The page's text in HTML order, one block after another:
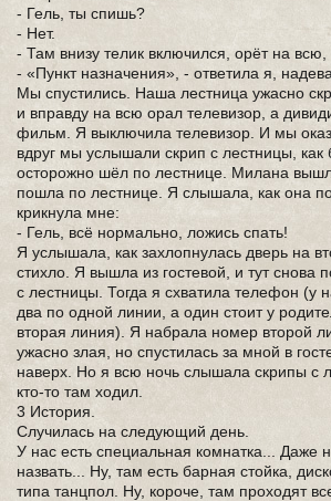
- Гель, ты спишь?
- Нет.
- Там внизу телик включился, орёт на
- «Пункт назначения», - ответила я,
Мы спустились. Наша лестница ужасно
и вправду на всю орал телевизор, а
фильм. Я выключила телевизор. И мы
вдруг мы услышали скрип с лестницы, как
осторожно шёл по лестнице. Милана
пошла по лестнице. Я слышала, как она
крикнула мне:
- Гель, всё нормально, ложись спать!
Я услышала, как захлопнулась дверь на
стихло. Я вышла из гостевой, и тут снова
с лестницы. Тогда я схватила телефон (у
два по одной линии, а один стоит у
вторая линия). Я набрала номер второй
ужасно злая, но спустилась за мной в
наверх. Но я всю ночь слышала скрипы с
кто-то там ходил.
3 История.
Случилась на следующий день.
У нас есть специальная комнатка... Даже
назвать... Ну, там есть барная стойка,
типа танцпол. Ну, короче, там проходят